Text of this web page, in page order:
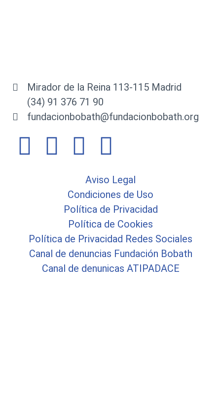
Mirador de la Reina 113-115 Madrid
(34) 91 376 71 90
fundacionbobath@fundacionbobath.org
Aviso Legal
Condiciones de Uso
Política de Privacidad
Política de Cookies
Política de Privacidad Redes Sociales
Canal de denuncias Fundación Bobath
Canal de denunicas ATIPADACE